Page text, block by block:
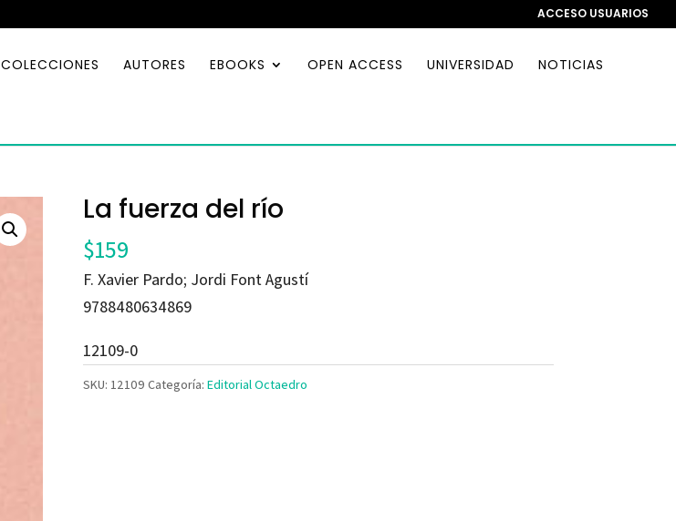
ACCESO USUARIOS
COLECCIONES AUTORES EBOOKS OPEN ACCESS UNIVERSIDAD NOTICIAS
La fuerza del río
$159
F. Xavier Pardo; Jordi Font Agustí
9788480634869
12109-0
SKU: 12109 Categoría: Editorial Octaedro